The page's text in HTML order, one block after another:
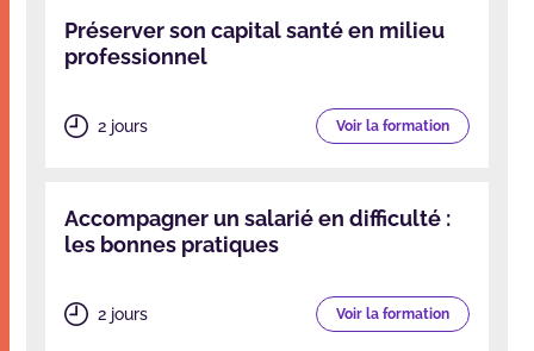
Préserver son capital santé en milieu
professionnel
2 jours Voir la formation
Accompagner un salarié en difficulté :
les bonnes pratiques
2 jours Voir la formation